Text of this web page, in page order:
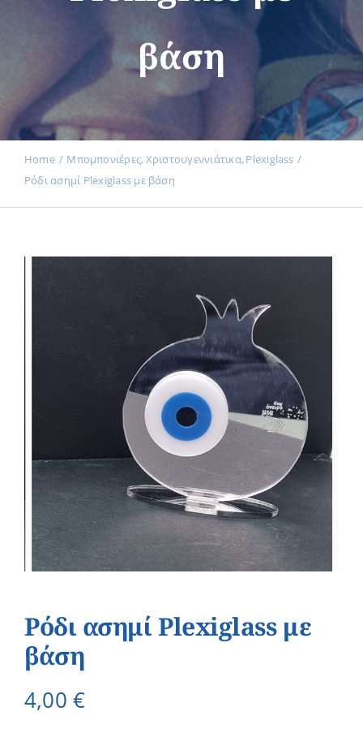
Εκδηλώσεις
Νέα
Επικοινωνία
βάση
Home Μπομπονιέρες Χριστουγεννιάτικα Plexiglass
Ρόδι ασημί Plexiglass με βάση
Ρόδι ασημί Plexiglass με
βάση
4,00€